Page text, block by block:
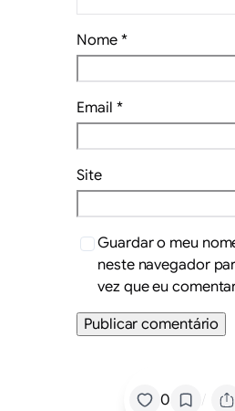
Nome *
Email *
Site
Guardar o meu
neste navegador
vez que eu
0 /